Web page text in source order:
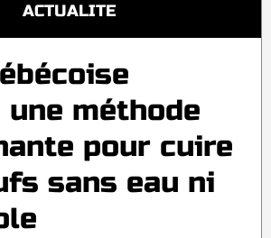
ACTUALITE
méthode
pour cuire
sans eau ni